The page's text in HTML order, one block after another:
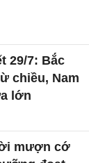
29/7: Bắc
chiều, Nam
lớn
mượn cớ